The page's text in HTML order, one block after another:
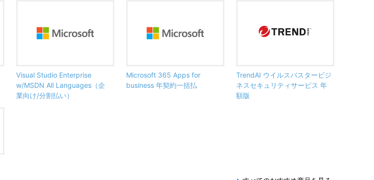
Visual Studio Enterprise
w/MSDN All Languages（企
業向け/分割払い）
Microsoft 365 Apps for
business 年契約一括払
TrendAI ウイルスバスタービジ
ネスセキュリティサービス 年
額版